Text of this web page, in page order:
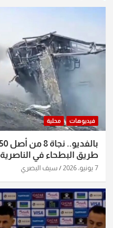
فيديوهات محلية
طريق البطحاء في الناصرية
7 يونيو، 2026 سيف البصري